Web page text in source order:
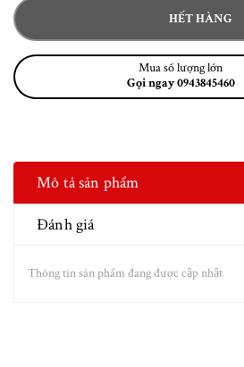
HẾT HÀNG
Mua số lượng lớn
Gọi ngay 0943845460
Mô tả sản phẩm
Đánh giá
Thông tin sản phẩm đang được cập nhật